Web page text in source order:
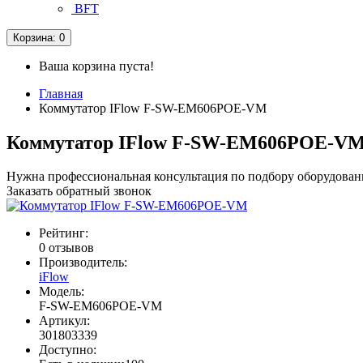
BFT
Корзина: 0
Ваша корзина пуста!
Главная
Коммутатор IFlow F-SW-EM606POE-VM
Коммутатор IFlow F-SW-EM606POE-
Нужна профессиональная консультация по подбору
Заказать обратный звонок
Рейтинг:
0 отзывов
Производитель:
iFlow
Модель:
F-SW-EM606POE-VM
Артикул:
301803339
Доступно: